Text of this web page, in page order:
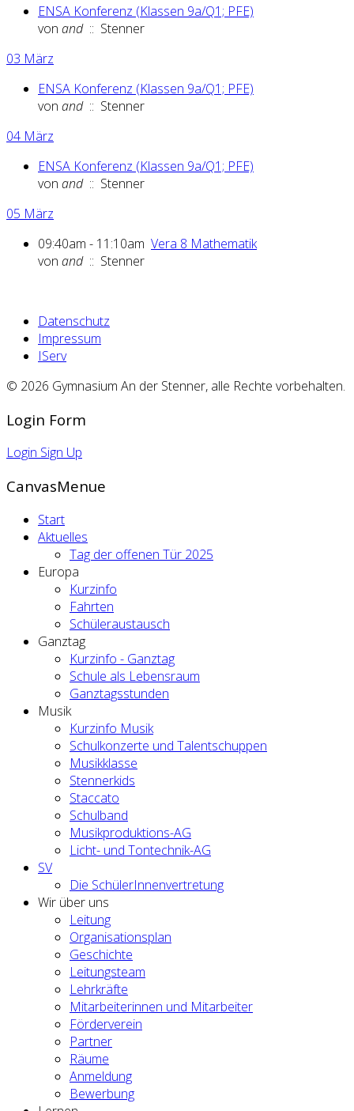
ENSA Konferenz (Klassen 9a/Q1; PFE)
von and:: Stenner
03 März
ENSA Konferenz (Klassen 9a/Q1; PFE)
von and:: Stenner
04 März
ENSA Konferenz (Klassen 9a/Q1; PFE)
von and:: Stenner
05 März
09:40am - 11:10am Vera 8 Mathematik
von and:: Stenner
Datenschutz
Impressum
IServ
© 2026 Gymnasium An der Stenner, alle Rechte vorbehalten.
Login Form
Login Sign Up
CanvasMenue
Start
Aktuelles
Tag der offenen Tür 2025
Europa
Kurzinfo
Fahrten
Schüleraustausch
Ganztag
Kurzinfo - Ganztag
Schule als Lebensraum
Ganztagsstunden
Musik
Kurzinfo Musik
Schulkonzerte und Talentschuppen
Musikklasse
Stennerkids
Staccato
Schulband
Musikproduktions-AG
Licht- und Tontechnik-AG
SV
Die SchülerInnenvertretung
Wir über uns
Leitung
Organisationsplan
Geschichte
Leitungsteam
Lehrkräfte
Mitarbeiterinnen und Mitarbeiter
Förderverein
Partner
Räume
Anmeldung
Bewerbung